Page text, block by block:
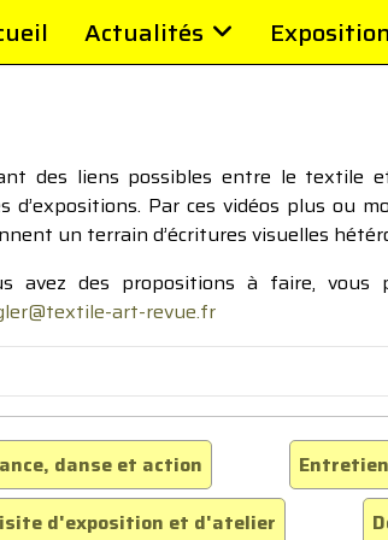
Actualités
des liens possibles entre le textile
Par ces vidéos plus ou
un terrain d’écritures visuelles
des propositions à faire, vous
art-revue.fr
danse et action
d'exposition et d'atelier